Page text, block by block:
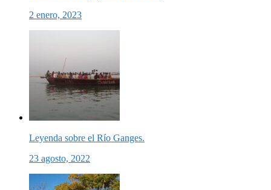
2 enero, 2023
Leyenda sobre el Río Ganges.
23 agosto, 2022